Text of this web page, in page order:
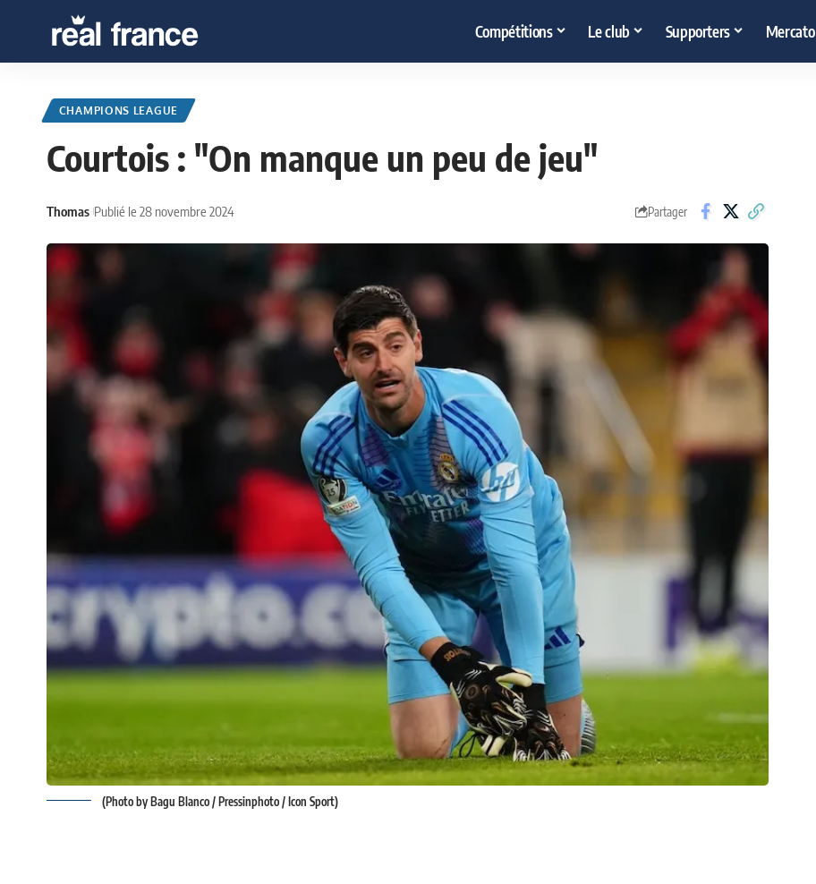
Compétitions Le club Supporters Mercato
CHAMPIONS LEAGUE
Courtois : "On manque un peu de jeu"
Thomas Publié le 28 novembre 2024 Partager
(Photo by Bagu Blanco / Pressinphoto / Icon Sport)